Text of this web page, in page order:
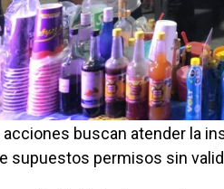
acciones buscan atender la
supuestos permisos sin